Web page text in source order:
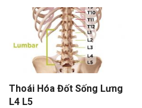
Thoái Hóa Đốt Sống Lưng
L4 L5